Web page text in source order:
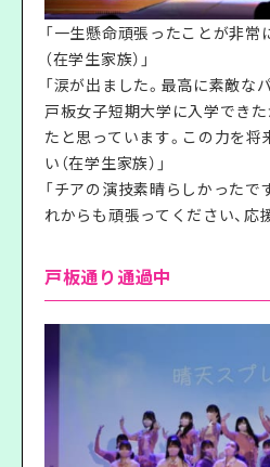
「一生懸命頑張ったことが非
（在学生家族）」
「涙が出ました。最高に素敵な
戸板女子短期大学に入学でき
たと思っています。この力を
い（在学生家族）」
「チアの演技素晴らしかったで
れからも頑張ってください、応援
戸板通り通過中